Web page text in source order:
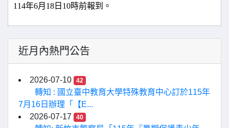
114年6月18日10時前報到。
近月內熱門公告
2026-07-10 42
轉知 : 國立臺中教育大學特殊教育中心訂於115年
7月16日辦理「【E...
2026-07-17
40